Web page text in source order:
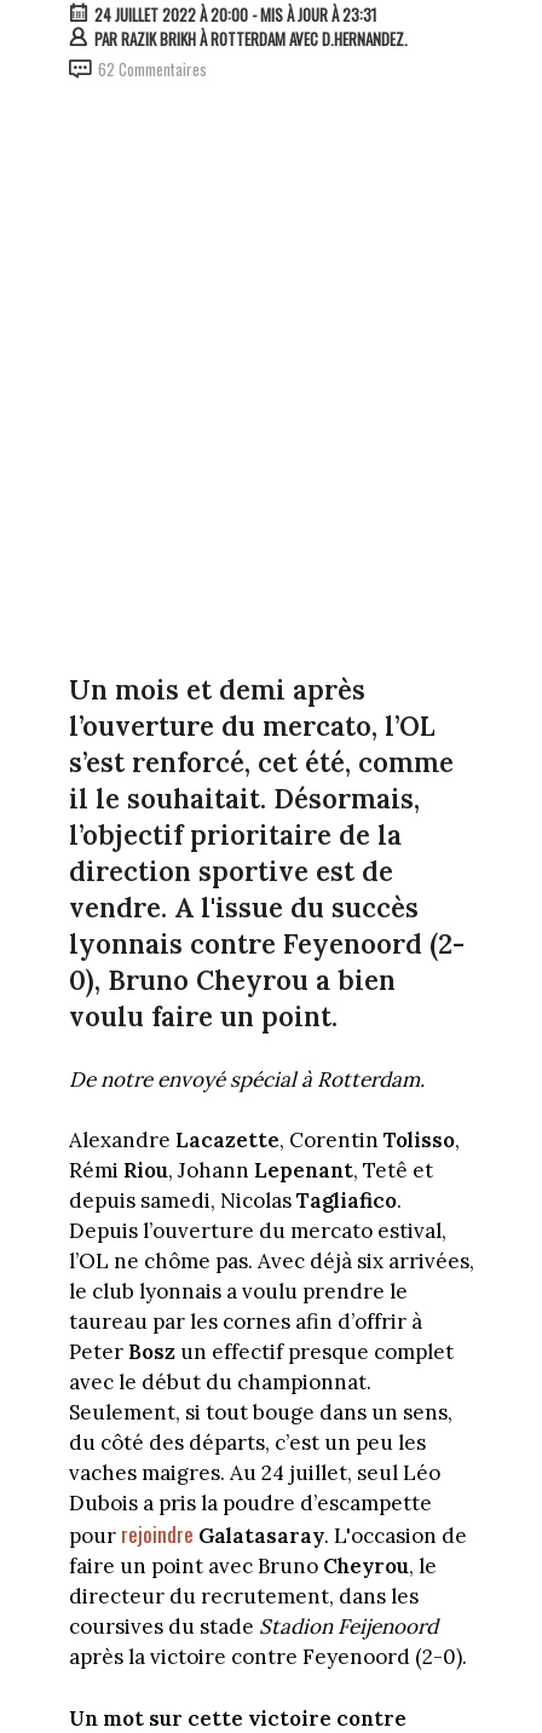
24 JUILLET 2022 À 20:00- MIS À JOUR À 23:31
PARRAZIK BRIKH À ROTTERDAM AVEC D.HERNANDEZ.
62 Commentaires
Un mois et demi après
l’ouverture du mercato, l’OL
s’est renforcé, cet été, comme
il le souhaitait. Désormais,
l’objectif prioritaire de la
direction sportive est de
vendre. A l'issue du succès
lyonnais contre Feyenoord (2-
0), Bruno Cheyrou a bien
voulu faire un point.
De notre envoyé spécial à Rotterdam.
Alexandre Lacazette, Corentin Tolisso,
Rémi Riou, Johann Lepenant, Tetê et
depuis samedi, NicolasTagliafico.
Depuis l’ouverture du mercato estival,
l’OL ne chôme pas. Avec déjà six arrivées,
le club lyonnais a voulu prendre le
taureau par les cornes afin d’offrir à
Peter Boszun effectif presque complet
avec le début du championnat.
Seulement, si tout bouge dans un sens,
du côté des départs, c’est un peu les
vaches maigres. Au 24 juillet, seul Léo
Dubois a pris la poudre d’escampette
pour rejoindre Galatasaray. L'occasion de
faire un point avec Bruno Cheyrou, le
directeur du recrutement, dans les
coursives du stade Stadion Feijenoord
après la victoire contre Feyenoord (2-0).
Un mot sur cette victoire contre